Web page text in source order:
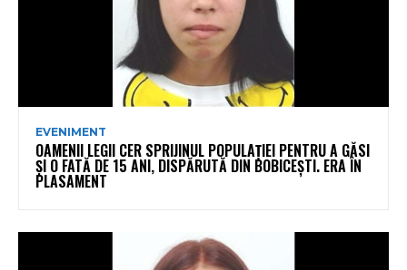
EVENIMENT
OAMENII LEGII CER SPRIJINUL POPULAȚIEI PENTRU A GĂSI
ȘI O FATĂ DE 15 ANI, DISPĂRUTĂ DIN BOBICEȘTI. ERA ÎN
PLASAMENT